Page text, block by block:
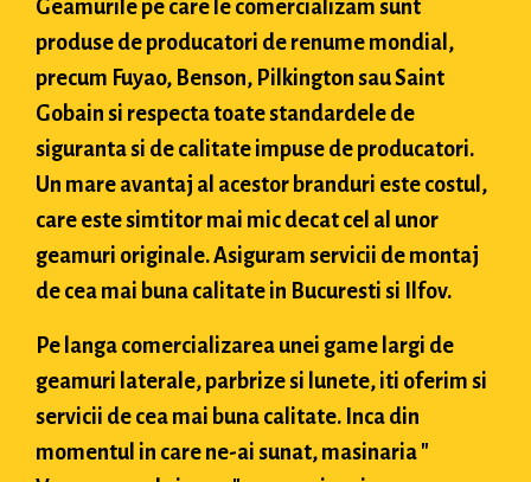
Geamurile pe care le comercializam sunt
produse de producatori de renume mondial,
precum Fuyao, Benson, Pilkington sau Saint
Gobain si respecta toate standardele de
siguranta si de calitate impuse de producatori.
Un mare avantaj al acestor branduri este costul,
care este simtitor mai mic decat cel al unor
geamuri originale. Asiguram servicii de montaj
de cea mai buna calitate in Bucuresti si Ilfov.
Pe langa comercializarea unei game largi de
geamuri laterale, parbrize si lunete, iti oferim si
servicii de cea mai buna calitate. Inca din
momentul in care ne-ai sunat, masinaria "